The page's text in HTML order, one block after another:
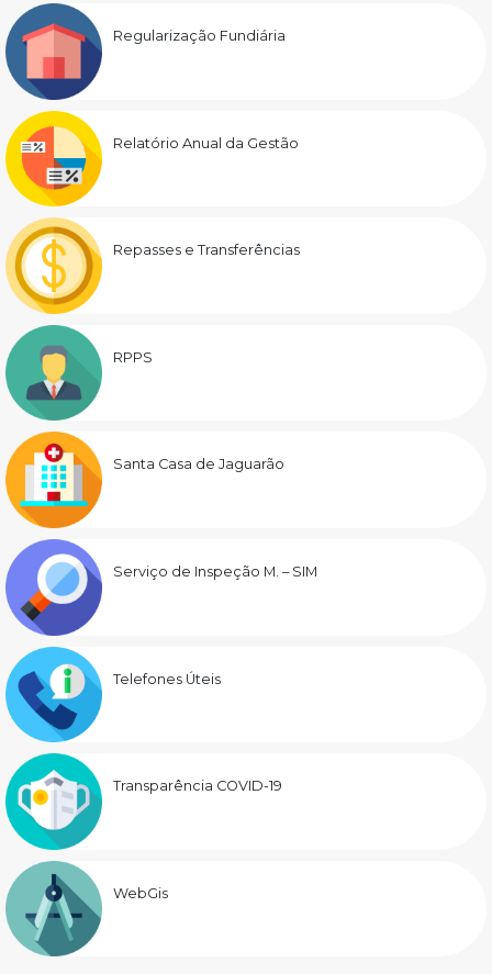
Regularização Fundiária
Relatório Anual da Gestão
Repasses e Transferências
RPPS
Santa Casa de Jaguarão
Serviço de Inspeção M. – SIM
Telefones Úteis
Transparência COVID-19
WebGis